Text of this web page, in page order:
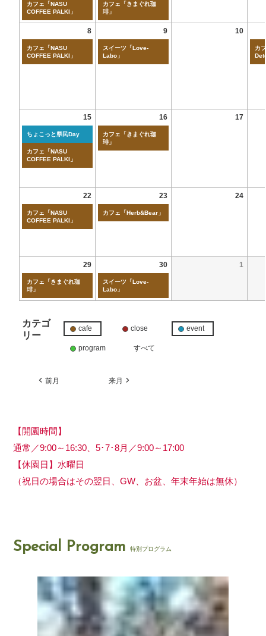
カフェ「NASU
COFFEE PALKI」
カフェ「きまぐれ珈
琲」
8
カフェ「NASU
COFFEE PALKI」
9
スイーツ「Love-
Labo」
10
カ
15
ちょこっと県民Day
カフェ「NASU
COFFEE PALKI」
16
カフェ「きまぐれ珈
琲」
17
22
カフェ「NASU
COFFEE PALKI」
23
カフェ「Herb&Bear」
24
29
カフェ「きまぐれ珈
琲」
30
スイーツ「Love-
Labo」
1
カテゴ
リー
cafe close event
program すべて
前月 来月
【開園時間】
通常／9:00～16:30、5･7･8月／9:00～17:00
【休園日】水曜日
（祝日の場合はその翌日、GW、お盆、年末年始は無休）
Special Program 特別プログラム